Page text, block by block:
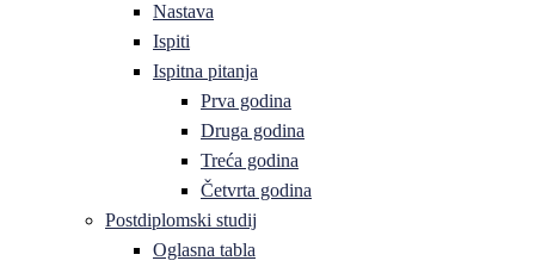
Nastava
Ispiti
Ispitna pitanja
Prva godina
Druga godina
Treća godina
Četvrta godina
Postdiplomski studij
Oglasna tabla